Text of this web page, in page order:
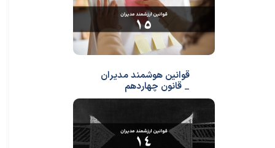
قوانین هوشمند مدیران
_ قانون چهاردهم